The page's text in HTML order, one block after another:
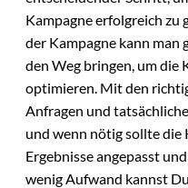
Kampagne erfolgreich zu
der Kampagne kann man
den Weg bringen, um die
optimieren. Mit den
Anfragen und
und wenn nötig sollte die
Ergebnisse angepasst
wenig Aufwand kannst